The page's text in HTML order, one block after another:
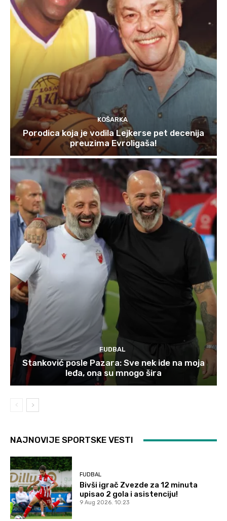
KOŠARKA
Porodica koja je vodila Lejkerse pet decenija
preuzima Evroligaša!
FUDBAL
Stanković posle Pazara: Sve nek ide na moja
leđa, ona su mnogo šira
NAJNOVIJE SPORTSKE VESTI
FUDBAL
Bivši igrač Zvezde za 12 minuta
upisao 2 gola i asistenciju!
9 Aug 2026. 10:23